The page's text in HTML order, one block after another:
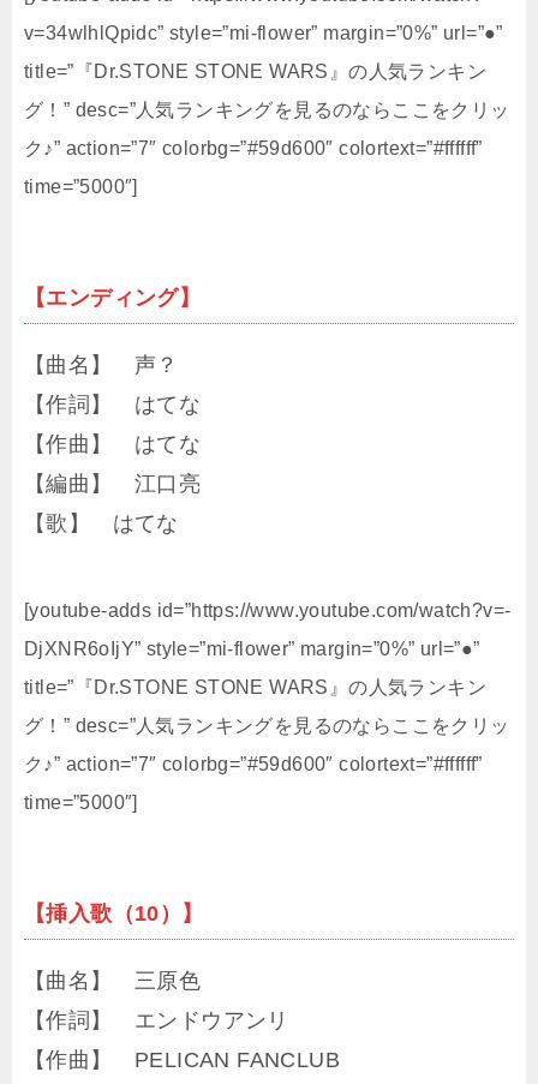
v=34wlhlQpidc” style=”mi-flower” margin=”0%” url=”●”
title=”『Dr.STONE STONE WARS』の人気ランキン
グ！” desc=”人気ランキングを見るのならここをクリッ
ク♪” action=”7″ colorbg=”#59d600″ colortext=”#ffffff”
time=”5000″]
【エンディング】
【曲名】 声？
【作詞】 はてな
【作曲】 はてな
【編曲】 江口亮
【歌】 はてな
[youtube-adds id=”https://www.youtube.com/watch?v=-
DjXNR6oIjY” style=”mi-flower” margin=”0%” url=”●”
title=”『Dr.STONE STONE WARS』の人気ランキン
グ！” desc=”人気ランキングを見るのならここをクリッ
ク♪” action=”7″ colorbg=”#59d600″ colortext=”#ffffff”
time=”5000″]
【挿入歌（10）】
【曲名】 三原色
【作詞】 エンドウアンリ
【作曲】 PELICAN FANCLUB